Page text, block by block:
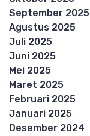
September 2025
Agustus 2025
Juli 2025
Juni 2025
Mei 2025
Maret 2025
Februari 2025
Januari 2025
Desember 2024